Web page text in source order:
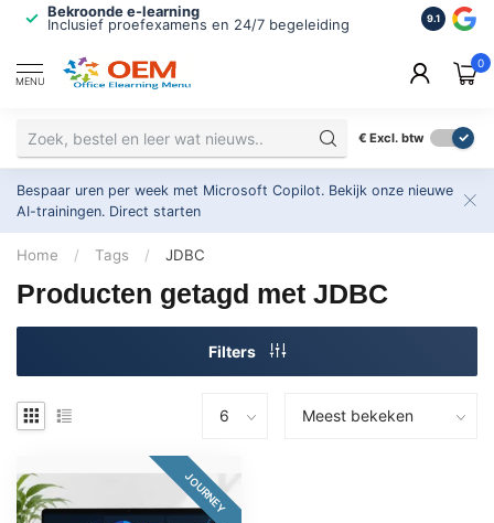
Bekroonde e-learning
Inclusief proefexamens en 24/7 begeleiding
ISO
2.500+
9.1
MENU
0
€ Excl. btw
Bespaar uren per week met Microsoft Copilot. Bekijk onze nieuwe
AI-trainingen. Direct starten
Home / Tags / JDBC
Producten getagd met JDBC
Filters
JOURNEY